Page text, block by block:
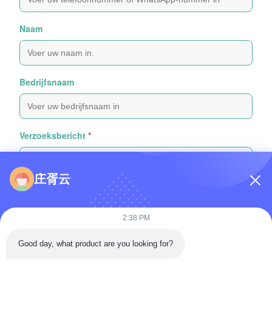
Naam
Bedrijfsnaam
Verzoeksbericht *
Bijvoeg bestanden
庄胥云
2:38 PM
Good day, what product are you looking for?